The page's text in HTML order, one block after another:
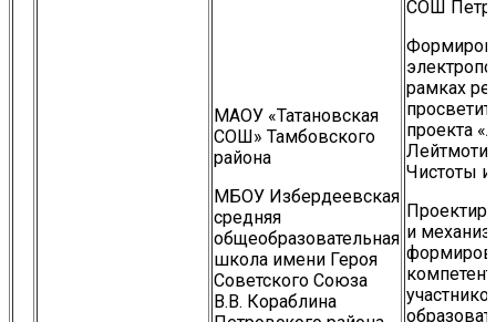
МАОУ «Татановская
СОШ» Тамбовского
района
МБОУ Избердеевская
средняя
общеобразовательная
школа имени Героя
Советского Союза
В.В. Кораблина
СОШ
рамках
проекта
Чистоты и
и